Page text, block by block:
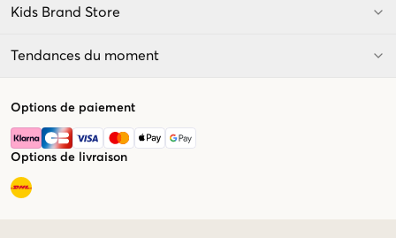
Kids Brand Store
Tendances du moment
Options de paiement
Options de livraison